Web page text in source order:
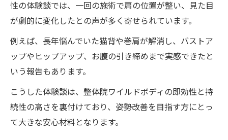
性の体験談では、一回の施術で肩の位置が整い、見た目
が劇的に変化したとの声が多く寄せられています。
例えば、長年悩んでいた猫背や巻肩が解消し、バストア
ップやヒップアップ、お腹の引き締めまで実感できたと
いう報告もあります。
こうした体験談は、整体院ワイルドボディの即効性と持
続性の高さを裏付けており、姿勢改善を目指す方にとっ
て大きな安心材料となります。